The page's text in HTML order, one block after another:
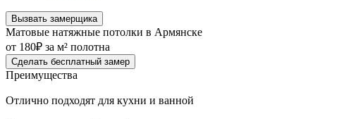
Вызвать замерщика
Матовые натяжные потолки в Армянске
от 180₽ за м² полотна
Сделать бесплатный замер
Преимущества
Отлично подходят для кухни и ванной